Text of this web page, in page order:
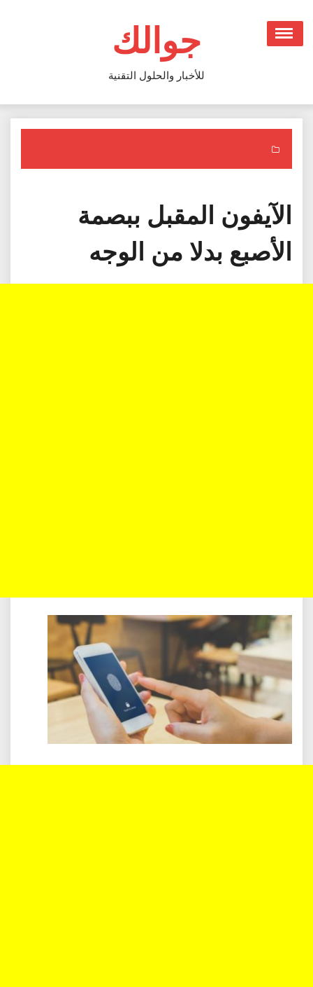
content
جوالك
للأخبار والحلول التقنية
الآيفون المقبل ببصمة
الأصبع بدلا من الوجه